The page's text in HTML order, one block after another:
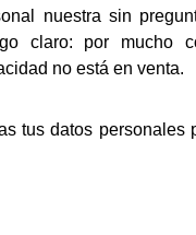
nuestra sin
claro: por mucho
no está en venta.
tus datos personales